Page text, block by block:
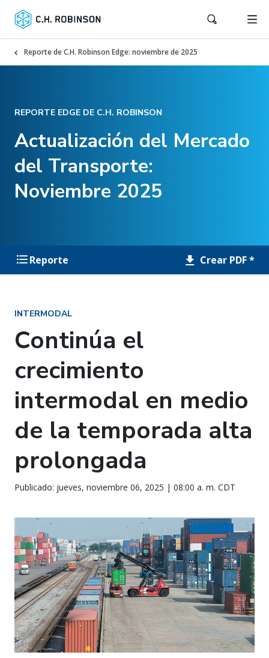
Reporte de C.H. Robinson Edge: noviembre de 2025
REPORTE EDGE DE C.H. ROBINSON
Actualización del Mercado
del Transporte:
Noviembre 2025
Reporte Crear PDF *
INTERMODAL
Continúa el
crecimiento
intermodal en medio
de la temporada alta
prolongada
Publicado: jueves, noviembre 06, 2025 | 08:00 a. m. CDT